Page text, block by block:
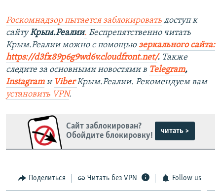
Роскомнадзор пытается заблокировать доступ к
сайтуКрым.Реалии. Беспрепятственно читать
Крым.Реалии можно с помощью зеркального сайта:
https://d3fx89p6g9wd6v.cloudfront.net/. ​ Также
следите за основными новостями в Telegram,
Instagram и ViberКрым.Реалии. Рекомендуем вам
установить VPN.
Сайт заблокирован?
Обойдите блокировку!
читать >
Поделиться Читать без VPN Follow us